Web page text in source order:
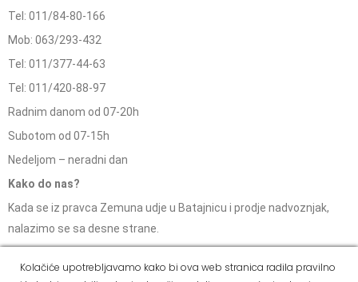
Tel: 011/84-80-166
Mob: 063/293-432
Tel: 011/377-44-63
Tel: 011/420-88-97
Radnim danom od 07-20h
Subotom od 07-15h
Nedeljom – neradni dan
Kako do nas?
Kada se iz pravca Zemuna udje u Batajnicu i prodje nadvoznjak,
nalazimo se sa desne strane.
ALVOS NOVA PAZOVA
Kolačiće upotrebljavamo kako bi ova web stranica radila pravilno